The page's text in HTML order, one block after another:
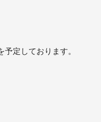
定しております。